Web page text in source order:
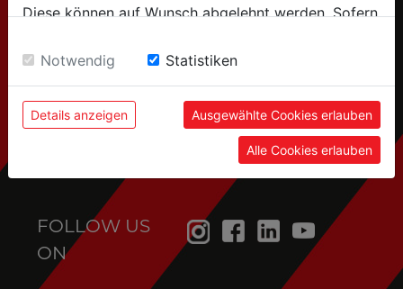
for after-sales service
service@holzmann-maschinen.at
FOLLOW US
ON
Diese können auf Wunsch abgelehnt werden. Sofern
Einwilligung zu unseren Cookies.
Notwendig Statistiken
Details anzeigen Ausgewählte Cookies erlauben
Alle Cookies erlauben